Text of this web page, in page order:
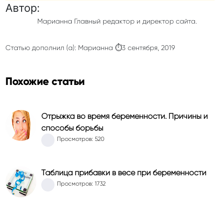
Автор:
Марианна Главный редактор и директор сайта.
Статью дополнил (а): Марианна ⏱3 сентября, 2019
Похожие статьи
Отрыжка во время беременности. Причины и
способы борьбы
Просмотров: 520
Таблица прибавки в весе при беременности
Просмотров: 1732